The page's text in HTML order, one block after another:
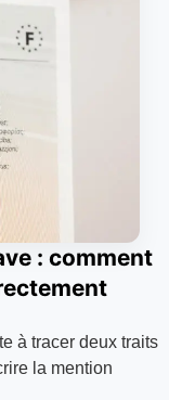
: comment
à tracer deux traits
la mention